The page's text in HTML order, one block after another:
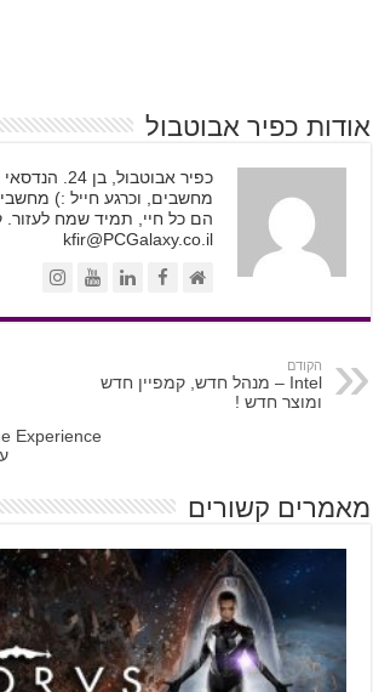
אודות כפיר אבוטבול
כפיר אבוטבול,
מחשבים, וכרגע חייל :)
הם כל חיי, תמיד שמח לעזור.
kfir@PCGalaxy.co.il
הקודם
Intel – מנהל חדש, קמפיין חדש
ומוצר חדש !
מאמרים קשורים